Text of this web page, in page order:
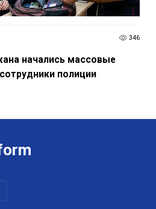
начались массовые
полиции